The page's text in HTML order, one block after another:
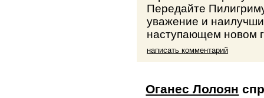
Передайте
уважение и
наступающем новом
написать комментарий
Оганес Лолоян